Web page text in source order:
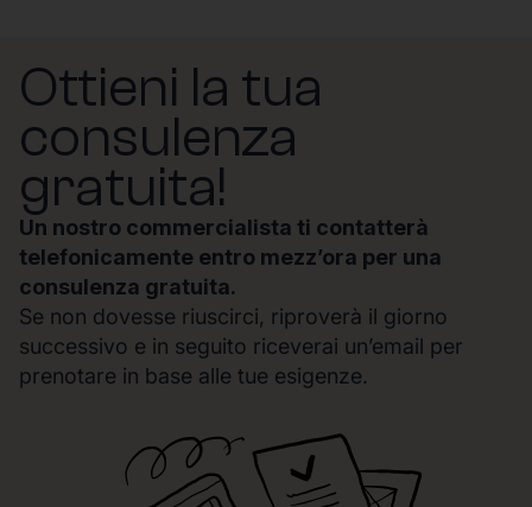
Ottieni la tua
consulenza
gratuita!
Un nostro commercialista ti contatterà
telefonicamente entro mezz’ora per una
consulenza gratuita.
Se non dovesse riuscirci, riproverà il giorno
successivo e in seguito riceverai un’email per
prenotare in base alle tue esigenze.